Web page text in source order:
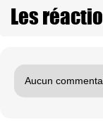
Les
Aucun